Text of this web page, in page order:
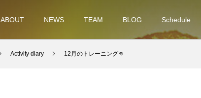
ABOUT NEWS TEAM BLOG Schedule
Activity diary 12月のトレーニング👊